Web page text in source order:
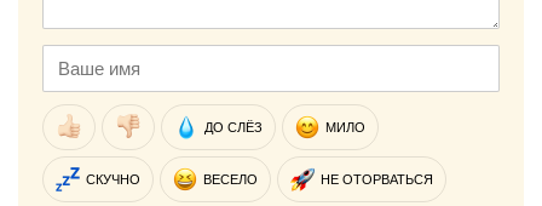
ДО СЛЁЗ МИЛО
СКУЧНО ВЕСЕЛО НЕ ОТОРВАТЬСЯ